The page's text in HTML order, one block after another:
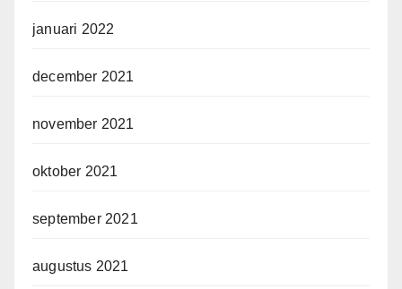
januari 2022
december 2021
november 2021
oktober 2021
september 2021
augustus 2021